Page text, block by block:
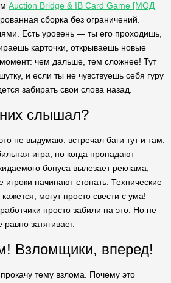
Auction Bridge & IB Card Game [МОД
сборка без ограничений.
Есть уровень — ты его проходишь,
карточки, открываешь новые
чем дальше, тем сложнее! Тут
и если ты не чувствуешь себя гуру
забирать свои слова назад.
слышал?
не выдумаю: встречал баги тут и там.
игра, но когда пропадают
бонуса вылезает реклама,
начинают стонать. Технические
могут просто свести с ума!
просто забили на это. Но не
затягивает.
Взломщики, вперед!
тему взлома. Почему это